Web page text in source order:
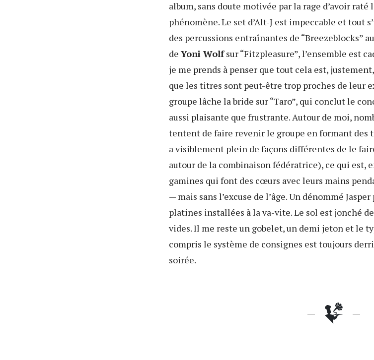
album, sans doute motivée par la rage d’avoir raté
phénomène. Le set d’Alt-J est impeccable et tout
des percussions entraînantes de “Breezeblocks”
de Yoni Wolfsur “Fitzpleasure”, l’ensemble est
je me prends à penser que tout cela est,
que les titres sont peut-être trop proches de leur
groupe lâche la bride sur “Taro”, qui conclut le
aussi plaisante que frustrante. Autour de moi,
tentent de faire revenir le groupe en formant des
a visiblement plein de façons différentes de le
autour de la combinaison fédératrice), ce qui est,
gamines qui font des cœurs avec leurs mains
— mais sans l’excuse de l’âge. Un dénommé
platines installées à la va-vite. Le sol est jonché
vides. Il me reste un gobelet, un demi jeton et le
compris le système de consignes est toujours
soirée.